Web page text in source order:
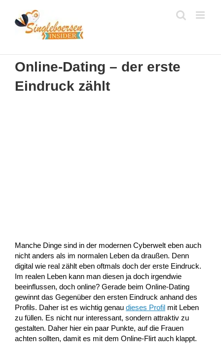
springen
Online-Dating – der erste
Eindruck zählt
Manche Dinge sind in der modernen Cyberwelt eben auch
nicht anders als im normalen Leben da draußen. Denn
digital wie real zählt eben oftmals doch der erste Eindruck.
Im realen Leben kann man diesen ja doch irgendwie
beeinflussen, doch online? Gerade beim Online-Dating
gewinnt das Gegenüber den ersten Eindruck anhand des
Profils. Daher ist es wichtig genau dieses Profil mit Leben
zu füllen. Es nicht nur interessant, sondern attraktiv zu
gestalten. Daher hier ein paar Punkte, auf die Frauen
achten sollten, damit es mit dem Online-Flirt auch klappt.